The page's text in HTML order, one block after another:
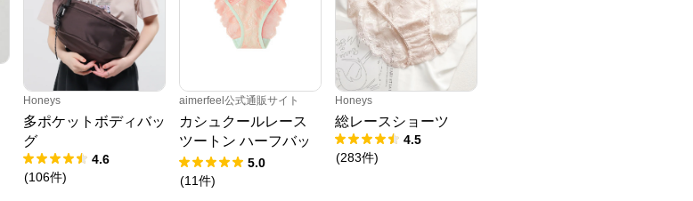
Honeys
多ポケットボディバッ
グ
4.6
(106件)
aimerfeel公式通販サイト
カシュクールレース
ツートン ハーフバッ
クショーツ5.0
(11件)
Honeys
総レースショーツ
4.5
(283件)
クロスプラス オンラインストア
公式ECサイト